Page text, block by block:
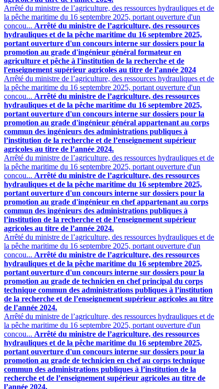
Arrêté du ministre de l’agriculture, des ressources hydrauliques et de
la pêche maritime du 16 septembre 2025, portant ouverture d'un
concou... Arrêté du ministre de l’agriculture, des ressources
hydrauliques et de la pêche maritime du 16 septembre 2025,
portant ouverture d'un concours interne sur dossiers pour la
promotion au grade d'ingénieur général formateur en
agriculture et pêche à l'institution de la recherche et de
l'enseignement supérieur agricoles au titre de l’année 2024
Arrêté du ministre de l’agriculture, des ressources hydrauliques et de
la pêche maritime du 16 septembre 2025, portant ouverture d'un
concou... Arrêté du ministre de l’agriculture, des ressources
hydrauliques et de la pêche maritime du 16 septembre 2025,
portant ouverture d'un concours interne sur dossiers pour la
promotion au grade d'ingénieur général appartenant au corps
commun des ingénieurs des administrations publiques à
l’institution de la recherche et de l’enseignement supérieur
agricoles au titre de l’année 2024.
Arrêté du ministre de l’agriculture, des ressources hydrauliques et de
la pêche maritime du 16 septembre 2025, portant ouverture d'un
concou... Arrêté du ministre de l’agriculture, des ressources
hydrauliques et de la pêche maritime du 16 septembre 2025,
portant ouverture d'un concours interne sur dossiers pour la
promotion au grade d'ingénieur en chef appartenant au corps
commun des ingénieurs des administrations publiques à
l’institution de la recherche et de l’enseignement supérieur
agricoles au titre de l’année 2024.
Arrêté du ministre de l’agriculture, des ressources hydrauliques et de
la pêche maritime du 16 septembre 2025, portant ouverture d'un
concou... Arrêté du ministre de l’agriculture, des ressources
hydrauliques et de la pêche maritime du 16 septembre 2025,
portant ouverture d'un concours interne sur dossiers pour la
promotion au grade de technicien en chef principal du corps
technique commun des administrations publiques à l’institution
de la recherche et de l’enseignement supérieur agricoles au titre
de l’année 2024.
Arrêté du ministre de l’agriculture, des ressources hydrauliques et de
la pêche maritime du 16 septembre 2025, portant ouverture d'un
concou... Arrêté du ministre de l’agriculture, des ressources
hydrauliques et de la pêche maritime du 16 septembre 2025,
portant ouverture d'un concours interne sur dossiers pour la
promotion au grade de technicien en chef au corps technique
commun des administrations publiques à l’institution de la
recherche et de l’enseignement supérieur agricoles au titre de
l’année 2024.